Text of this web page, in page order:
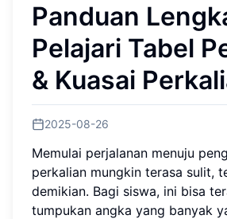
Panduan
Pelajari Tabel
& Kuasai
2025-08-26
Memulai perjalanan menuju
perkalian mungkin terasa sulit,
demikian. Bagi siswa, ini bisa
tumpukan angka yang banyak